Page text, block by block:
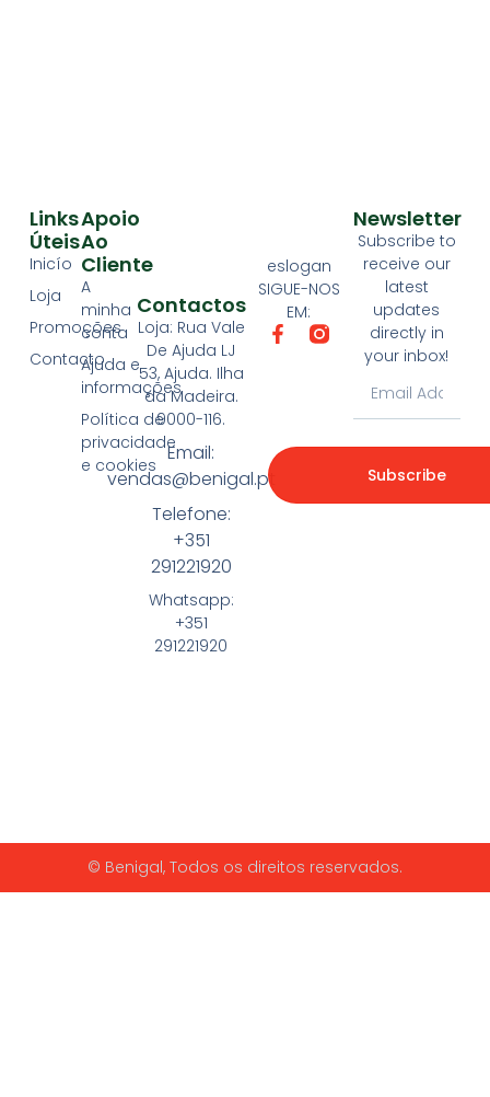
eslogan
SIGUE-NOS
EM:
Apoio
Ao
Cliente
A
minha
conta
Ajuda e
informações
Política de
privacidade
e cookies
Links
Úteis
Inicío
Loja
Promoções
Contacto
Contactos
Loja: Rua Vale
De Ajuda LJ
53, Ajuda. Ilha
da Madeira.
9000-116.
Email:
vendas@benigal.pt
Telefone:
+351
291221920
Whatsapp:
+351
291221920
Newsletter
Subscribe to
receive our
latest
updates
directly in
your inbox!
Subscribe
© Benigal, Todos os direitos reservados.